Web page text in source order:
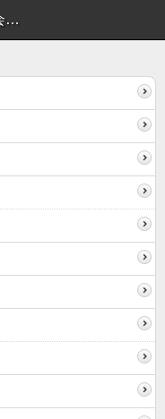
2019年度 総会・懇親会が開かれました | 新着情報(しんちゃくじょうほう）